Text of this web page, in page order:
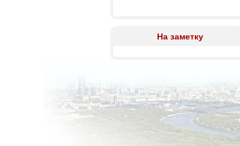
На заметку